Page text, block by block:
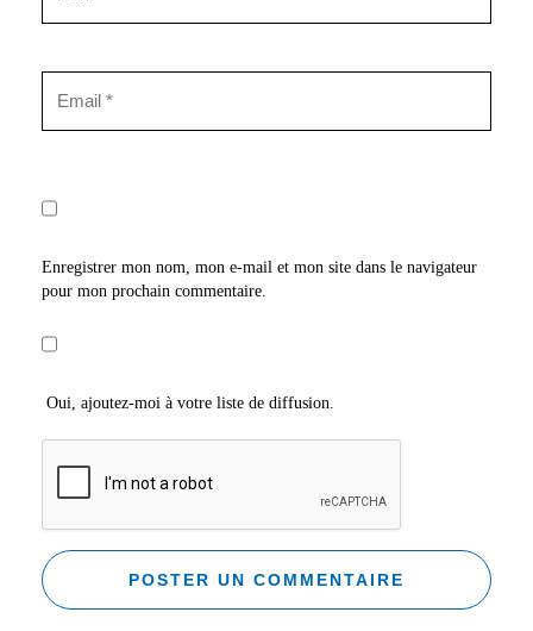
Enregistrer mon nom, mon e-mail et mon site dans le navigateur
pour mon prochain commentaire.
Oui, ajoutez-moi à votre liste de diffusion.